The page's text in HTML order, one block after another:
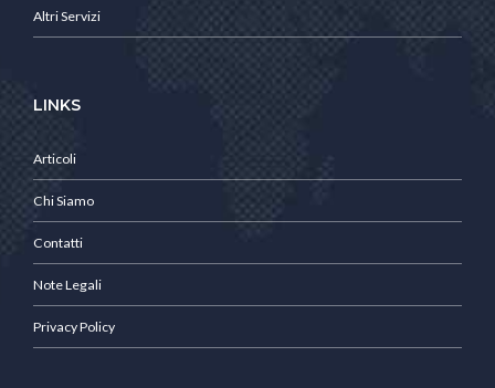
Altri Servizi
LINKS
Articoli
Chi Siamo
Contatti
Note Legali
Privacy Policy